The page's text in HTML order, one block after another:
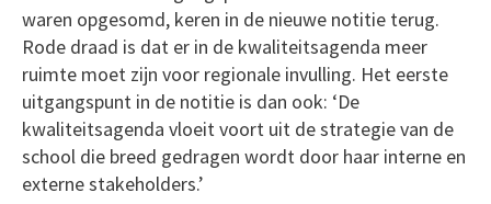
waren opgesomd, keren in de nieuwe notitie terug.
Rode draad is dat er in de kwaliteitsagenda meer
ruimte moet zijn voor regionale invulling. Het eerste
uitgangspunt in de notitie is dan ook: ‘De
kwaliteitsagenda vloeit voort uit de strategie van de
school die breed gedragen wordt door haar interne en
externe stakeholders.’